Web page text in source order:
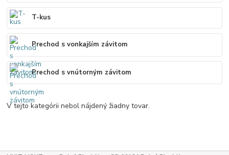
T-kus
Prechod s vonkajším závitom
Prechod s vnútorným závitom
V tejto kategórii nebol nájdený žiadny tovar.